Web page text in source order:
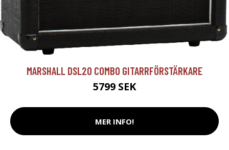
MARSHALL DSL20 COMBO GITARRFÖRSTÄRKARE
5799 SEK
MER INFO!